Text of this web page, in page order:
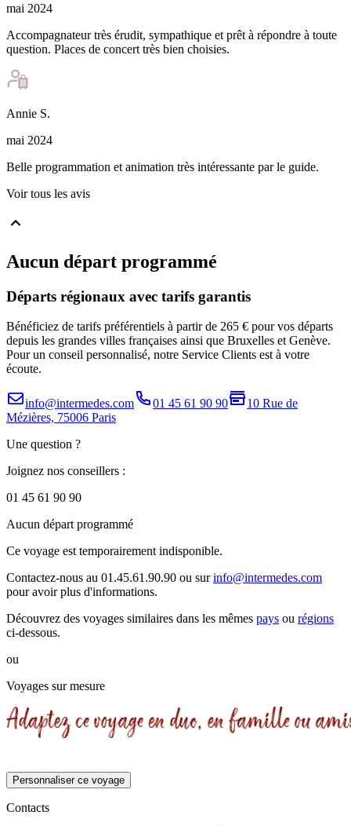
mai 2024
Accompagnateur très érudit, sympathique et prêt à répondre à toute
question. Places de concert très bien choisies.
Annie S.
mai 2024
Belle programmation et animation très intéressante par le guide.
Voir tous les avis
Aucun départ programmé
Départs régionaux avec tarifs garantis
Bénéficiez de tarifs préférentiels à partir de 265 € pour vos départs
depuis les grandes villes françaises ainsi que Bruxelles et Genève.
Pour un conseil personnalisé, notre Service Clients est à votre
écoute.
info@intermedes.com 01 45 61 90 90
10 Rue de
Mézières, 75006 Paris
Une question ?
Joignez nos conseillers :
01 45 61 90 90
Aucun départ programmé
Ce voyage est temporairement indisponible.
Contactez-nous au 01.45.61.90.90 ou surinfo@intermedes.com
pour avoir plus d'informations.
Découvrez des voyages similaires dans les mêmes pays ou régions
ci-dessous.
ou
Voyages sur mesure
Personnaliser ce voyage
Contacts